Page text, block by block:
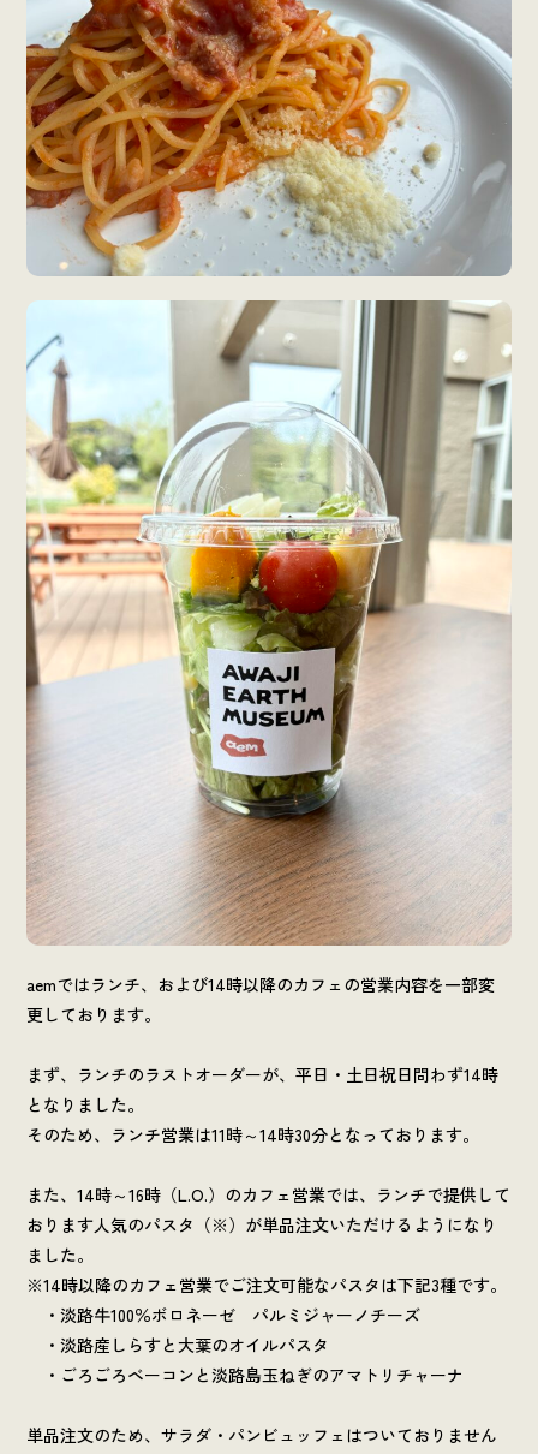
aemではランチ、および14時以降のカフェの営業内容を一部変
更しております。
まず、ランチのラストオーダーが、平日・土日祝日問わず14時
となりました。
そのため、ランチ営業は11時～14時30分となっております。
また、14時～16時（L.O.）のカフェ営業では、ランチで提供して
おります人気のパスタ（※）が単品注文いただけるようになり
ました。
※14時以降のカフェ営業でご注文可能なパスタは下記3種です。
・淡路牛100％ボロネーゼ パルミジャーノチーズ
・淡路産しらすと大葉のオイルパスタ
・ごろごろベーコンと淡路島玉ねぎのアマトリチャーナ
単品注文のため、サラダ・パンビュッフェはついておりません